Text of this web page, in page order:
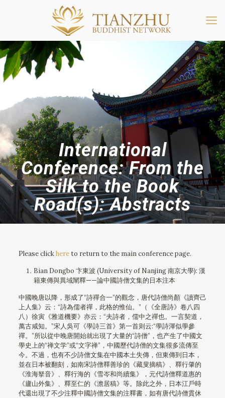
International
Conference: From the
Silk to the Book
Road(s): Abstracts
Please clickhereto return to the main conference page.
Bian Dongbo 卞東波 (University of Nanjing 南京大學): 漢
籍東傳與異域闡釋——論中國詩僧文集的日本注本
中國晚唐以降，形成了“詩禪合一”的觀念，唐代詩僧尚顏《讀齊己
上人集》云：“詩為儒者禪，此格的惟仙。”（《全唐詩》卷八四
八）徐寅《雅道機要》亦云：“夫詩者，儒中之禪也。一言契道，
萬古咸知。”宋人吳可《學詩三首》第一首则云:“學詩渾似學參
禪。”所以從中晚唐開始就出現了大量的“詩僧”，也产生了中國文
學史上的“禅文学”或“文字禅”，中國歷代詩僧的文集很多流傳至
今。不過，也有不少詩僧文集在中國本土失傳，但東傳到日本，
並在日本被翻刻，如南宋詩僧釋善珍的《藏叟摘稿》、釋行肇的
《淮海拏音》、釋行海的《雪岑和尚續集》，元代詩僧釋道惠的
《廬山外集》、釋至仁的《澹居稿》等。除此之外，日本江戶時
代還出現了不少注釋中國詩僧文集的注釋書，如有唐代詩僧貫休